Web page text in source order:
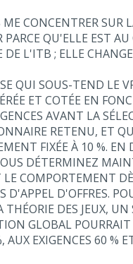
ME CONCENTRER SUR
PARCE QU'ELLE EST
DE L'ITB ; ELLE
QUI SOUS-TEND LE
ET COTÉE EN
AVANT LA
RETENU, ET
FIXÉE À 10 %. EN
DÉTERMINEZ
COMPORTEMENT
D'APPEL D'OFFRES.
DES JEUX, UN
GLOBAL POURRAIT
AUX EXIGENCES 60 %